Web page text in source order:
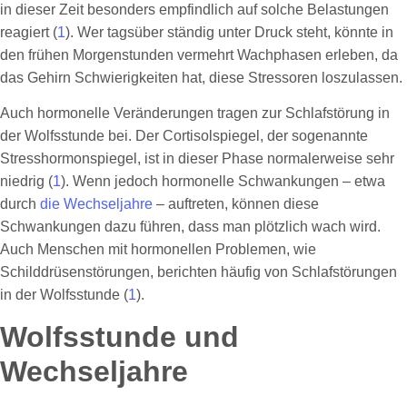
in dieser Zeit besonders empfindlich auf solche Belastungen
reagiert (1). Wer tagsüber ständig unter Druck steht, könnte in
den frühen Morgenstunden vermehrt Wachphasen erleben, da
das Gehirn Schwierigkeiten hat, diese Stressoren loszulassen.
Auch hormonelle Veränderungen tragen zur Schlafstörung in
der Wolfsstunde bei. Der Cortisolspiegel, der sogenannte
Stresshormonspiegel, ist in dieser Phase normalerweise sehr
niedrig (1). Wenn jedoch hormonelle Schwankungen – etwa
durch die Wechseljahre – auftreten, können diese
Schwankungen dazu führen, dass man plötzlich wach wird.
Auch Menschen mit hormonellen Problemen, wie
Schilddrüsenstörungen, berichten häufig von Schlafstörungen
in der Wolfsstunde (1).
Wolfsstunde und
Wechseljahre